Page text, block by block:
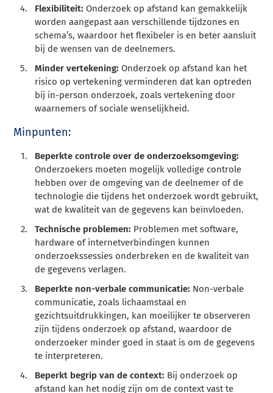
Flexibiliteit: Onderzoek op afstand kan gemakkelijk
worden aangepast aan verschillende tijdzones en
schema’s, waardoor het flexibeler is en beter aansluit
bij de wensen van de deelnemers.
Minder vertekening: Onderzoek op afstand kan het
risico op vertekening verminderen dat kan optreden
bij in-person onderzoek, zoals vertekening door
waarnemers of sociale wenselijkheid.
Minpunten:
Beperkte controle over de onderzoeksomgeving:
Onderzoekers moeten mogelijk volledige controle
hebben over de omgeving van de deelnemer of de
technologie die tijdens het onderzoek wordt gebruikt,
wat de kwaliteit van de gegevens kan beïnvloeden.
Technische problemen: Problemen met software,
hardware of internetverbindingen kunnen
onderzoekssessies onderbreken en de kwaliteit van
de gegevens verlagen.
Beperkte non-verbale communicatie: Non-verbale
communicatie, zoals lichaamstaal en
gezichtsuitdrukkingen, kan moeilijker te observeren
zijn tijdens onderzoek op afstand, waardoor de
onderzoeker minder goed in staat is om de gegevens
te interpreteren.
Beperkt begrip van de context: Bij onderzoek op
afstand kan het nodig zijn om de context vast te